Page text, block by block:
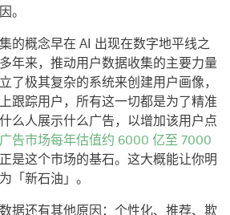
。
的概念早在 AI 出现在数字地平线之
年来，推动用户数据收集的主要力量
了极其复杂的系统来创建用户画像，
跟踪用户，所有这一切都是为了精准
么人展示什么广告，以增加该用户点
告市场每年估值约 6000 亿至 7000
是这个市场的基石。这大概能让你明
「新石油」。
据还有其他原因：个性化、推荐、欺